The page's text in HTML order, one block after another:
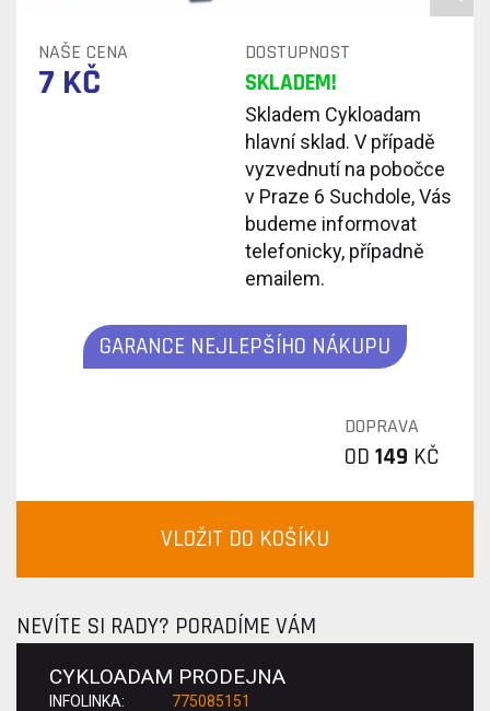
NAŠE CENA DOSTUPNOST
7 KČ SKLADEM!
Skladem Cykloadam
hlavní sklad. V případě
vyzvednutí na pobočce
v Praze 6 Suchdole, Vás
budeme informovat
telefonicky, případně
emailem.
GARANCE NEJLEPŠÍHO NÁKUPU
DOPRAVA
OD 149 KČ
VLOŽIT DO KOŠÍKU
NEVÍTE SI RADY? PORADÍME VÁM
CYKLOADAM PRODEJNA
INFOLINKA: 775085151